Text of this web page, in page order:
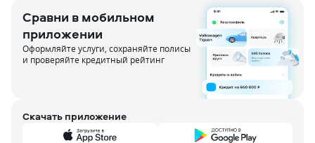
Сравни в мобильном
приложении
Оформляйте услуги, сохраняйте полисы
и проверяйте кредитный рейтинг
Скачать приложение